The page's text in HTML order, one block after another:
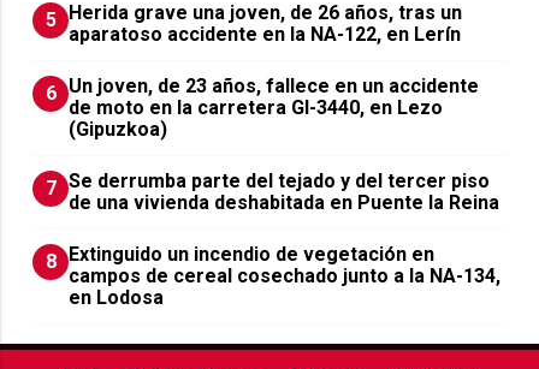
5
Herida grave una joven, de 26 años, tras un
aparatoso accidente en la NA-122, en Lerín
6 Un joven, de 23 años, fallece en un accidente
de moto en la carretera GI-3440, en Lezo
(Gipuzkoa)
7 Se derrumba parte del tejado y del tercer piso
de una vivienda deshabitada en Puente la Reina
8
Extinguido un incendio de vegetación en
campos de cereal cosechado junto a la NA-134,
en Lodosa